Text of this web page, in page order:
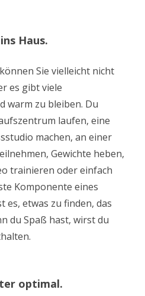
Haus.
Sie vielleicht nicht
es gibt viele
warm zu bleiben. Du
laufen, eine
machen, an einer
Gewichte heben,
trainieren oder einfach
Komponente eines
etwas zu finden, das
du Spaß hast, wirst du
optimal.